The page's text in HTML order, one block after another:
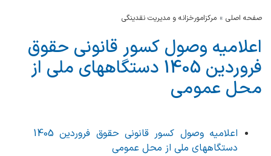
صفحه اصلی مرکزامورخزانه و مدیریت نقدینگی
اعلامیه وصول کسور قانونی حقوق
فروردین 1405 دستگاههای ملی از
محل عمومی
اعلامیه وصول کسور قانونی حقوق فروردین 1405
دستگاههای ملی از محل عمومی